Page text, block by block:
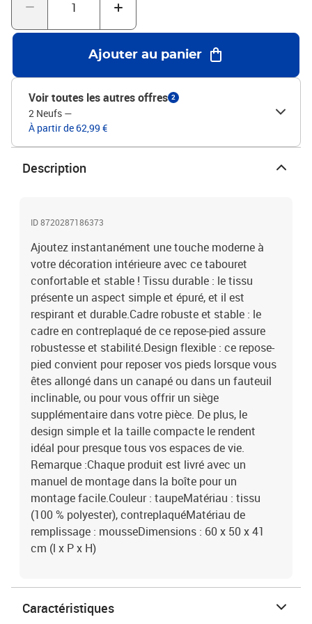
contreplaquéMatériau de remplissage : mousseDimensions : 60 x
Ajouter au panier
Voir toutes les autres offres 2
2 Neufs —
À partir de 62,99 €
Description
ID 8720287186373
Ajoutez instantanément une touche moderne à
votre décoration intérieure avec ce tabouret
confortable et stable ! Tissu durable : le tissu
présente un aspect simple et épuré, et il est
respirant et durable.Cadre robuste et stable : le
cadre en contreplaqué de ce repose-pied assure
robustesse et stabilité.Design flexible : ce repose-
pied convient pour reposer vos pieds lorsque vous
êtes allongé dans un canapé ou dans un fauteuil
inclinable, ou pour vous offrir un siège
supplémentaire dans votre pièce. De plus, le
design simple et la taille compacte le rendent
idéal pour presque tous vos espaces de vie.
Remarque :Chaque produit est livré avec un
manuel de montage dans la boîte pour un
montage facile.Couleur : taupeMatériau : tissu
(100 % polyester), contreplaquéMatériau de
remplissage : mousseDimensions : 60 x 50 x 41
cm (l x P x H)
Caractéristiques